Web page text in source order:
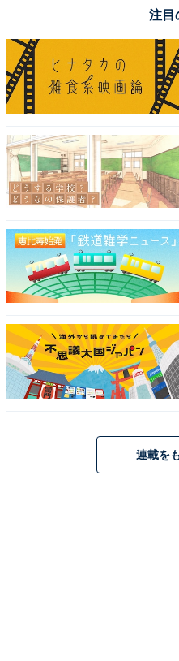
信頼できない上司もいるよ
て仕事をしているかどう
スメントを行う上司がいる
第1位：「Webカメラを
1位は、5割弱の人が回答
注目
連載を